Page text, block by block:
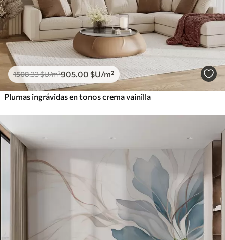
1508.33$U/m²905 .00 $U/m²
Plumas ingrávidas en tonos crema vainilla